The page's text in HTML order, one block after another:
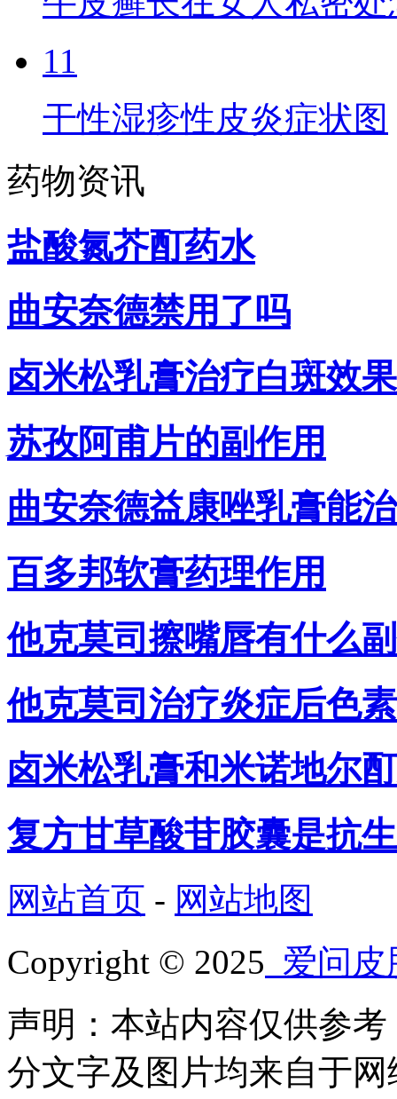
11
干性湿疹性皮炎症状图
药物资讯
盐酸氮芥酊药水
曲安奈德禁用了吗
卤米松乳膏治疗白斑效
苏孜阿甫片的副作用
曲安奈德益康唑乳膏能
百多邦软膏药理作用
他克莫司擦嘴唇有什么
他克莫司治疗炎症后色
卤米松乳膏和米诺地尔
复方甘草酸苷胶囊是抗
网站首页 - 网站地图
Copyright © 2025 爱问皮
声明：本站内容仅供参
分文字及图片均来自于